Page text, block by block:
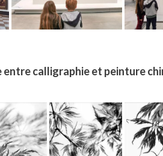
entre calligraphie et peinture